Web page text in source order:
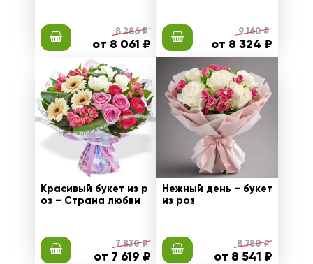
8 286 ₽
от 8 061 ₽
9 160 ₽
от 8 324 ₽
Красивый букет из р
оз – Страна любви
7 830 ₽
от 7 619 ₽
Нежный день – букет
из роз
8 780 ₽
от 8 541 ₽